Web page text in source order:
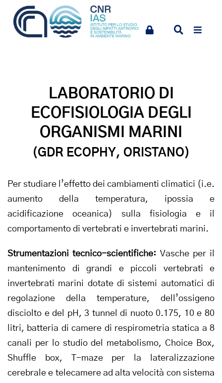
LABORATORIO DI
ECOFISIOLOGIA DEGLI
ORGANISMI MARINI
(GDR ECOPHY, ORISTANO)
Per studiare l’effetto dei cambiamenti climatici (i.e.
aumento della temperatura, ipossia e
acidificazione oceanica) sulla fisiologia e il
comportamento di vertebrati e invertebrati marini.
Strumentazioni tecnico-scientifiche: Vasche per il
mantenimento di grandi e piccoli vertebrati e
invertebrati marini dotate di sistemi automatici di
regolazione della temperature, dell’ossigeno
disciolto e del pH, 3 tunnel di nuoto 0.175, 10 e 80
litri, batteria di camere di respirometria statica a 8
canali per lo studio del metabolismo, Choice Box,
Shuffle box, T-maze per la lateralizzazione
cerebrale e telecamere ad alta velocità con sistema